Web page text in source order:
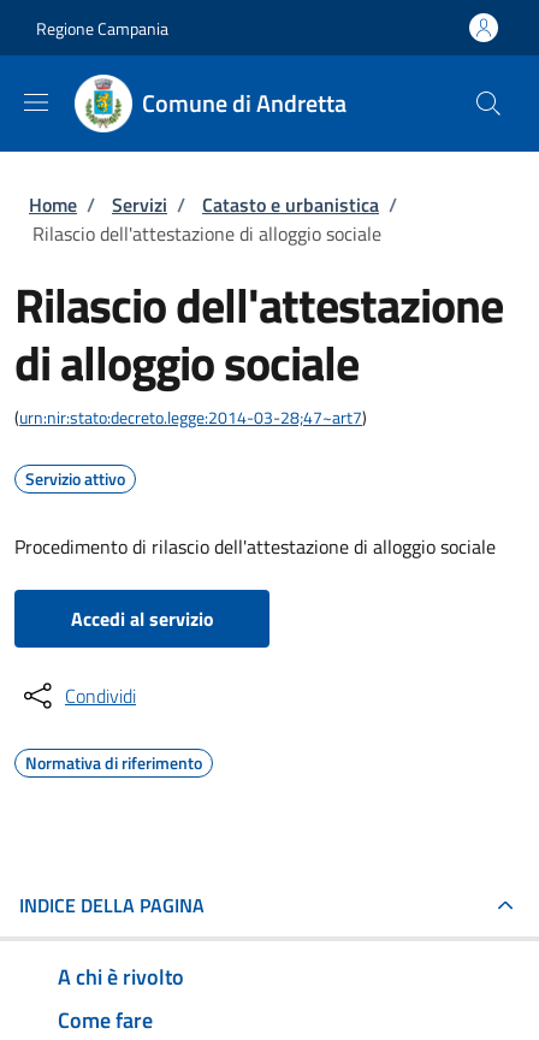
Regione Campania
Comune di Andretta
Briciole di pane
Home / Servizi / Catasto e urbanistica /
Rilascio dell'attestazione di alloggio sociale
Rilascio dell'attestazione
di alloggio sociale
(urn:nir:stato:decreto.legge:2014-03-28;47~art7)
Servizio attivo
Procedimento di rilascio dell'attestazione di alloggio sociale
Accedi al servizio
Condividi
Normativa di riferimento
INDICE DELLA PAGINA
A chi è rivolto
Come fare